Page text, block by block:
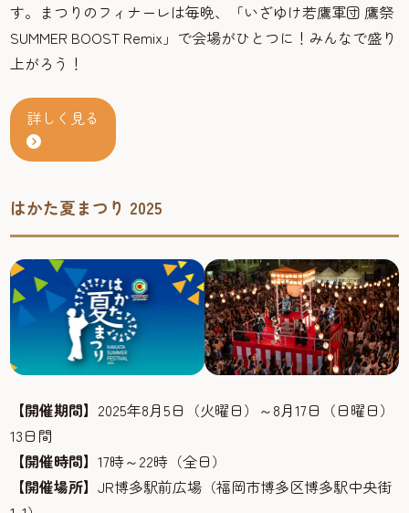
す。まつりのフィナーレは毎晩、「いざゆけ若鷹軍団 鷹祭
SUMMER BOOST Remix」で会場がひとつに！みんなで盛り
上がろう！
詳しく見る
はかた夏まつり 2025
【開催期間】 2025年8月5日（火曜日）～8月17日（日曜日）
13日間
【開催時間】17時～22時（全日）
【開催場所】JR博多駅前広場（福岡市博多区博多駅中央街